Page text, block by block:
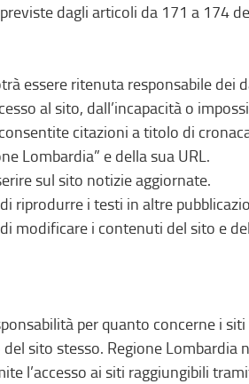
dagli articoli da 171 a 174
essere ritenuta responsabile dei
al sito, dall’incapacità o
citazioni a titolo di
Lombardia” e della sua URL.
sul sito notizie aggiornate.
riprodurre i testi in altre
modificare i contenuti del sito e
per quanto concerne i
sito stesso. Regione Lombardia
l’accesso ai siti raggiungibili